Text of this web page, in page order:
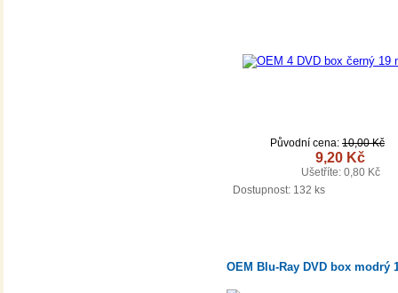
Původní cena: 10,00 Kč
9,20 Kč
Ušetříte: 0,80 Kč
Dostupnost: 132 ks
OEM Blu-Ray DVD box modrý